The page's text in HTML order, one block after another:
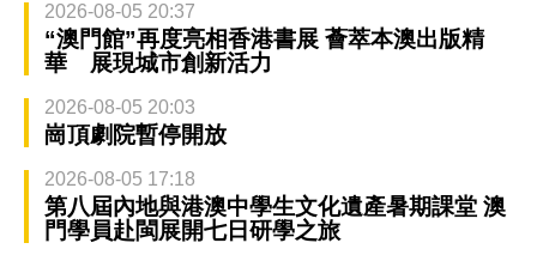
2026-08-05 20:37
“澳門館”再度亮相香港書展 薈萃本澳出版精
華 展現城市創新活力
2026-08-05 20:03
崗頂劇院暫停開放
2026-08-05 17:18
第八屆內地與港澳中學生文化遺產暑期課堂 澳
門學員赴閩展開七日研學之旅